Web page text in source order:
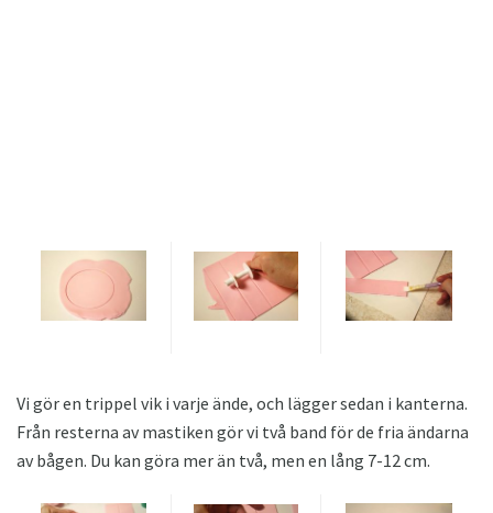
Vi gör en trippel vik i varje ände, och lägger sedan i kanterna.
Från resterna av mastiken gör vi två band för de fria ändarna
av bågen. Du kan göra mer än två, men en lång 7-12 cm.